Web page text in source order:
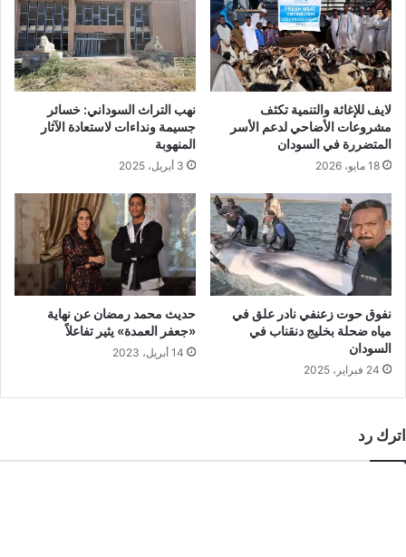
لايف للإغاثة والتنمية تكثف
مشروعات الأضاحي لدعم الأسر
المتضررة في السودان
18 مايو، 2026
نهب التراث السوداني: خسائر
جسيمة ونداءات لاستعادة الآثار
المنهوبة
3 أبريل، 2025
نفوق حوت زعنفي نادر علق في
مياه ضحلة بخليج دنقناب في
السودان
24 فبراير، 2025
حديث محمد رمضان عن نهاية
«جعفر العمدة» يثير تفاعلاً
14 أبريل، 2023
اترك رد